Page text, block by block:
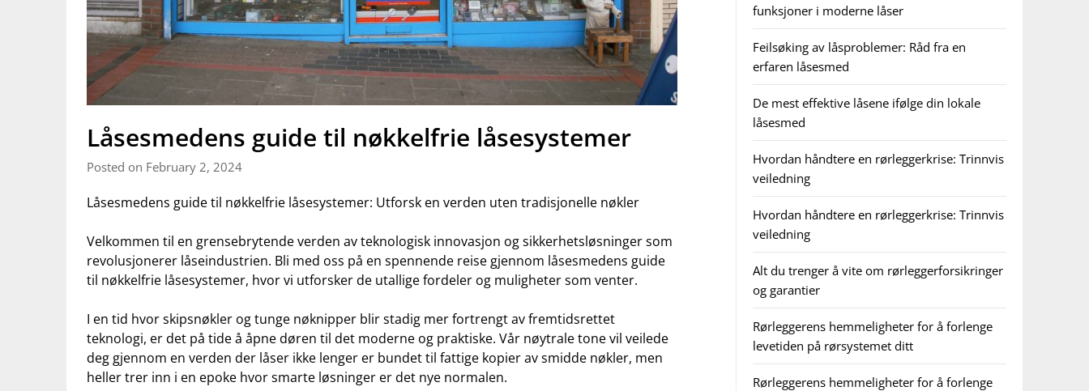
Låsesmedens guide til nøkkelfrie låsesystemer
Posted on February 2, 2024
Låsesmedens guide⁤ til nøkkelfrie låsesystemer: Utforsk ​en verden uten ⁤tradisjonelle nøkler
Velkommen⁣ til ‌en ⁣grensebrytende verden av teknologisk innovasjon ⁣og sikkerhetsløsninger‍ som
revolusjonerer låseindustrien.⁢ Bli ​med oss på en spennende reise gjennom låsesmedens guide
⁣til nøkkelfrie låsesystemer, hvor vi utforsker de utallige fordeler og ⁤muligheter som venter.
I en tid hvor skipsnøkler og tunge⁢ nøknipper blir stadig mer fortrengt av fremtidsrettet
teknologi,​ er det på‌ tide å åpne døren til⁣ det‌ moderne og praktiske. Vår nøytrale tone vil veilede
deg gjennom⁣ en verden der låser ikke ⁣lenger er bundet til ‍fattige kopier av smidde‍ nøkler, men
heller trer inn​ i en epoke ⁣hvor smarte løsninger⁤ er det nye normalen.
funksjoner i moderne låser
Feilsøking av låsproblemer: Råd fra en
erfaren låsesmed
De mest effektive låsene ifølge din lokale
låsesmed
Hvordan håndtere en rørleggerkrise: Trinnvis
veiledning
Hvordan håndtere en rørleggerkrise: Trinnvis
veiledning
Alt du trenger å vite om rørleggerforsikringer
og garantier
Rørleggerens hemmeligheter for å forlenge
levetiden på rørsystemet ditt
Rørleggerens hemmeligheter for å forlenge